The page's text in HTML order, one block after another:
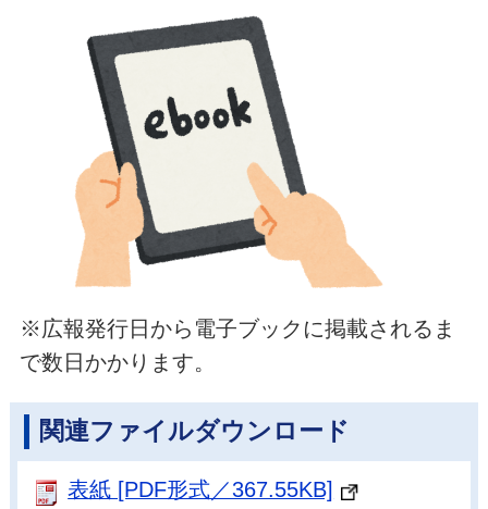
※広報発行日から電子ブックに掲載されるま
で数日かかります。
関連ファイルダウンロード
表紙 [PDF形式／367.55KB]